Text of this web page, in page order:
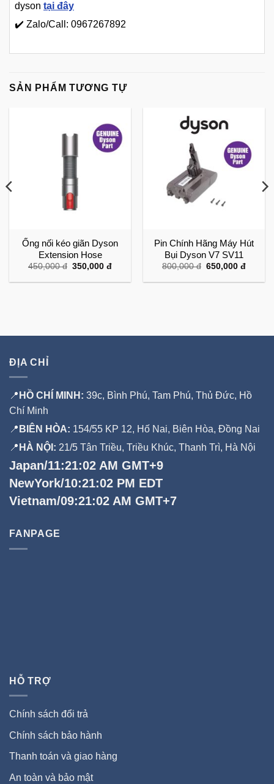
dyson tại đây
✔️ Zalo/Call: 0967267892
SẢN PHẨM TƯƠNG TỰ
Ống nối kéo giãn Dyson
Extension Hose
450,000đ Giá
là:
350,000đGiá
tại
Pin Chính Hãng Máy Hút
Bụi Dyson V7 SV11
800,000đ Giá
là:
650,000đGiá
tại
ĐỊA CHỈ
📍 HỒ CHÍ MINH: 39c, Bình Phú, Tam Phú, Thủ Đức, Hồ
Chí Minh
📍 BIÊN HÒA: 154/55 KP 12, Hố Nai, Biên Hòa, Đồng Nai
📍 HÀ NỘI: 21/5 Tân Triều, Triều Khúc, Thanh Trì, Hà Nội
Japan/11:21:03 AM GMT+9
NewYork/10:21:03 PM EDT
Vietnam/09:21:03 AM GMT+7
FANPAGE
HỖ TRỢ
Chính sách đổi trả
Chính sách bảo hành
Thanh toán và giao hàng
An toàn và bảo mật